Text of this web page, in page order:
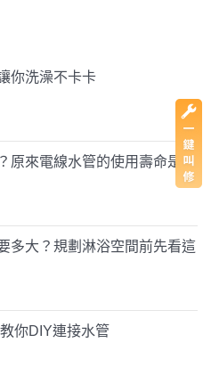
你洗澡不卡卡
原來電線水管的使用壽命是...
多大？規劃淋浴空間前先看這
你DIY連接水管